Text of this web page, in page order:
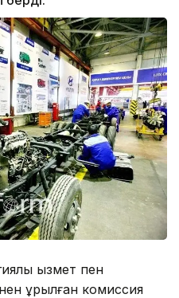
қызмет пен
құрылған комиссия